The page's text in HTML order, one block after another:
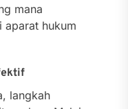
mana
aparat hukum
langkah